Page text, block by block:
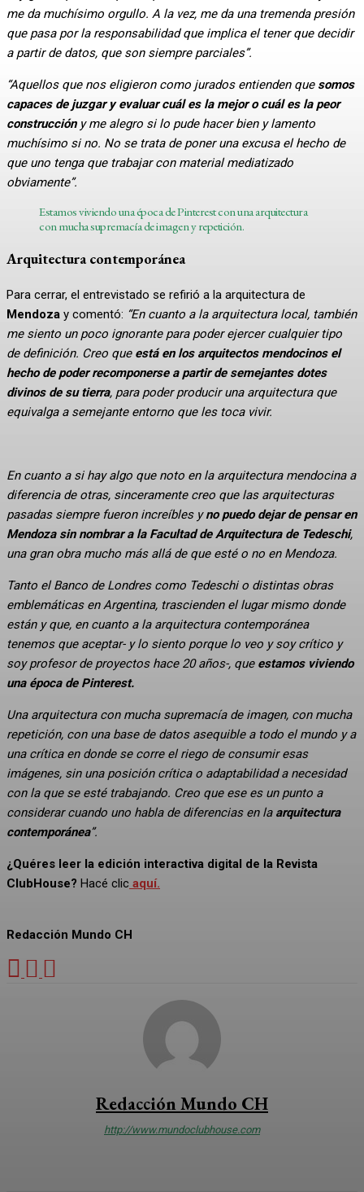
me da muchísimo orgullo. A la vez, me da una tremenda presión
que pasa por la responsabilidad que implica el tener que decidir
a partir de datos, que son siempre parciales”.
“Aquellos que nos eligieron como jurados entienden quesomos
capaces de juzgar y evaluar cuál es la mejor o cuál es la peor
construccióny me alegro si lo pude hacer bien y lamento
muchísimo si no. No se trata de poner una excusa el hecho de
que uno tenga que trabajar con material mediatizado
obviamente”.
Estamos viviendo una época de Pinterest con una arquitectura
con mucha supremacía de imagen y repetición.
Arquitectura contemporánea
Para cerrar, el entrevistado se refirió a la arquitectura de
Mendoza y comentó: “En cuanto a la arquitectura local, también
me siento un poco ignorante para poder ejercer cualquier tipo
de definición. Creo queestá en los arquitectos mendocinos el
hecho de poder recomponerse a partir de semejantes dotes
divinos de su tierra, para poder producir una arquitectura que
equivalga a semejante entorno que les toca vivir.
En cuanto a si hay algo que noto en la arquitectura mendocina a
diferencia de otras, sinceramente creo que las arquitecturas
pasadas siempre fueron increíbles yno puedo dejar de pensar en
Mendoza sin nombrar a la Facultad de Arquitectura de Tedeschi,
una gran obra mucho más allá de que esté o no en Mendoza.
Tanto el Banco de Londres como Tedeschi o distintas obras
emblemáticas en Argentina, trascienden el lugar mismo donde
están y que, en cuanto a la arquitectura contemporánea
tenemos que aceptar- y lo siento porque lo veo y soy crítico y
soy profesor de proyectos hace 20 años-, que estamos viviendo
una época de Pinterest.
Una arquitectura con mucha supremacía de imagen, con mucha
repetición, con una base de datos asequible a todo el mundo y a
una crítica en donde se corre el riego de consumir esas
imágenes, sin una posición crítica o adaptabilidad a necesidad
con la que se esté trabajando. Creo que ese es un punto a
considerar cuando uno habla de diferencias en la arquitectura
contemporánea”.
¿Quéres leer la edición interactiva digital de la Revista
ClubHouse? Hacé clic aquí.
Redacción Mundo CH
Redacción Mundo CH
http://www.mundoclubhouse.com